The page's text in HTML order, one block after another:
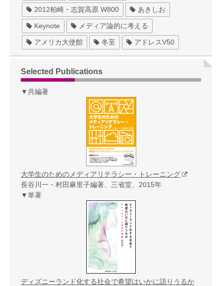
2012柏崎・志賀高原 W800 あきしお
Keynote メディア論的に考える
アメリカ大使館 冬至 アドレスV50
Selected Publications
▼共編著
大学生のためのメディアリテラシー・トレーニング
長谷川一・村田麻里子編著、三省堂、2015年
▼単著
ディズニーランド化する社会で希望はいかに語りうるか